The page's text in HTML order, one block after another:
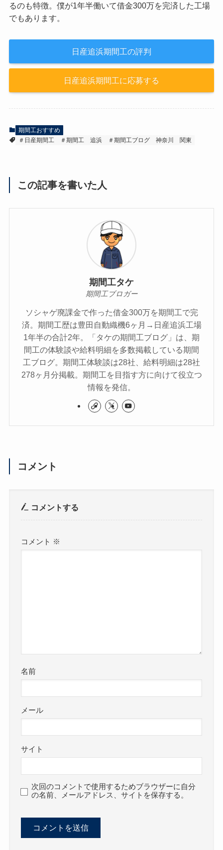
るのも特徴。僕が1年半働いて借金300万を完済した工場
でもあります。
日産追浜期間工の評判
日産追浜期間工に応募する
期間工おすすめ
＃日産期間工
＃期間工 追浜 ＃期間工ブログ 神奈川 関東
この記事を書いた人
期間工タケ
期間工ブロガー
ソシャゲ廃課金で作った借金300万を期間工で完
済。期間工歴は豊田自動織機6ヶ月→日産追浜工場
1年半の合計2年。「タケの期間工ブログ」は、期
間工の体験談や給料明細を多数掲載している期間
工ブログ。期間工体験談は28社、給料明細は28社
278ヶ月分掲載。期間工を目指す方に向けて役立つ
情報を発信。
コメント
コメントする
コメント ※
名前
メール
サイト
次回のコメントで使用するためブラウザーに自分
の名前、メールアドレス、サイトを保存する。